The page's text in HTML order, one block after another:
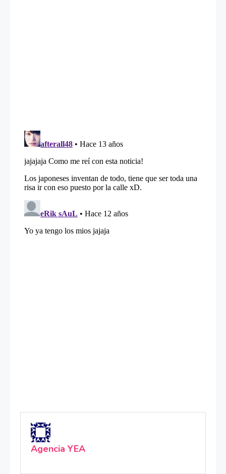
Agencia YEA